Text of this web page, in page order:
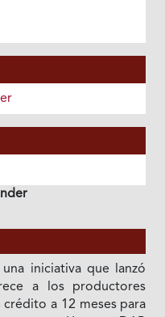
iniciativa que lanzó
a los productores
a 12 meses para